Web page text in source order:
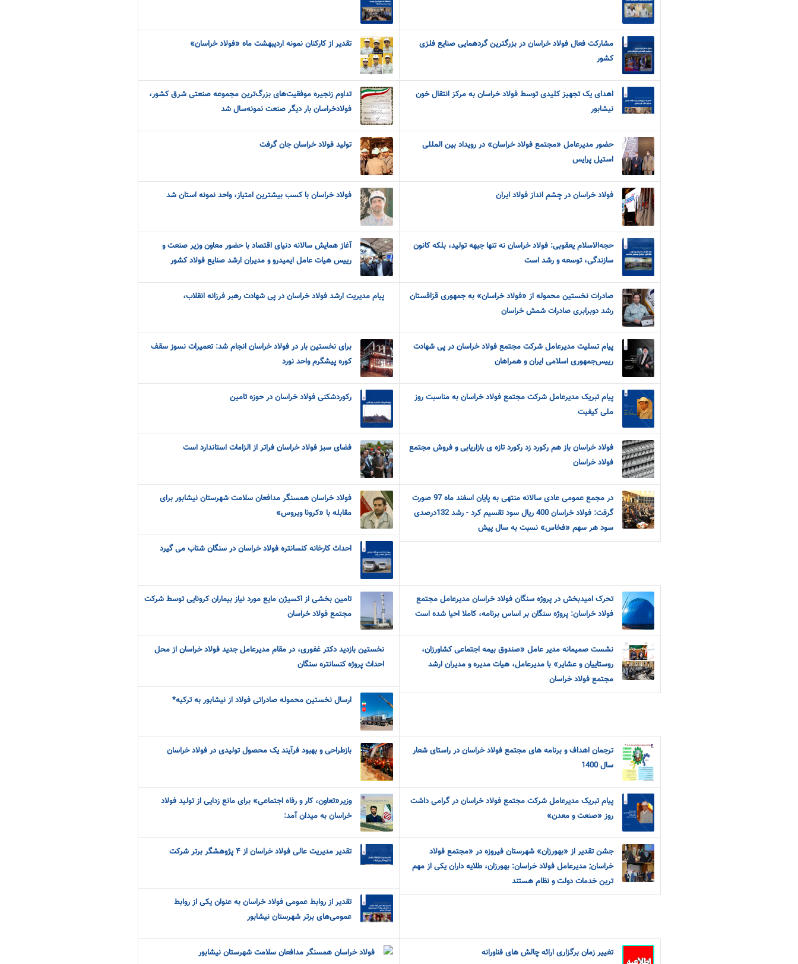
مشارکت فعال فولاد خراسان در بزرگترین گردهمایی صنایع فلزی
کشور
تقدیر از کارکنان نمونه اردیبهشت ماه «فولاد خراسان»
اهدای یک تجهیز کلیدی توسط فولاد خراسان به مرکز انتقال خون
نیشابور
تداوم زنجیره موفقیت‌های بزرگ‌ترین مجموعه صنعتی شرق کشور،
فولادخراسان بار دیگر صنعت نمونه‌سال شد
حضور مدیرعامل «مجتمع فولاد خراسان» در رویداد بین المللی
استیل پرایس
تولید فولاد خراسان جان گرفت
فولاد خراسان در چشم انداز فولاد ایران فولاد خراسان با کسب بیشترین امتیاز، واحد نمونه استان شد
حجه‌الاسلام یعقوبی: فولاد خراسان نه تنها جبهه تولید، بلکه کانون
سازندگی، توسعه و رشد است
آغاز همایش سالانه دنیای اقتصاد با حضور معاون وزیر صنعت و
رییس هیات عامل ایمیدرو و مدیران ارشد صنایع فولاد کشور
صادرات نخستین محموله از «فولاد خراسان» به جمهوری قزاقستان
رشد دوبرابری صادرات شمش خراسان
پیام مدیریت ارشد فولاد خراسان در پی شهادت رهبر فرزانه انقلاب،
پیام تسلیت مدیرعامل شرکت مجتمع فولاد خراسان در پی شهادت
رییس‌جمهوری اسلامی ایران و همراهان
برای نخستین بار در فولاد خراسان انجام شد: تعمیرات نسوز سقف
کوره پیشگرم واحد نورد
پیام تبریک مدیرعامل شرکت مجتمع فولاد خراسان به مناسبت روز
ملی کیفیت
رکوردشکنی فولاد خراسان در حوزه تامین
فولاد خراسان باز هم رکورد زد رکورد تازه ی بازاریابی و فروش مجتمع
فولاد خراسان
فضای سبز فولاد خراسان فراتر از الزامات استاندارد است
در مجمع عمومی عادی سالانه منتهی به پایان اسفند ماه 97 صورت
گرفت: فولاد خراسان 400 ریال سود تقسیم کرد - رشد 132درصدی
سود هر سهم «فخاس» نسبت به سال پیش
فولاد خراسان همسنگر مدافعان سلامت شهرستان نیشابور برای
مقابله با «کرونا ویروس»
احداث کارخانه کنسانتره فولاد خراسان در سنگان شتاب می گیرد
تحرک امیدبخش در پروژه سنگان فولاد خراسان مدیرعامل مجتمع
فولاد خراسان: پروژه سنگان بر اساس برنامه، کاملا احیا شده است
تامین بخشی از اکسیژن مایع مورد نیاز بیماران کرونایی توسط شرکت
مجتمع فولاد خراسان
نشست صمیمانه مدیر عامل «صندوق بیمه اجتماعی کشاورزان،
روستاییان و عشایر» با مدیرعامل، هیات مدیره و مدیران ارشد
مجتمع فولاد خراسان
نخستین بازدید دکتر غفوری، در مقام مدیرعامل جدید فولاد خراسان از محل
احداث پروژه کنسانتره سنگان
ارسال نخستین محموله صادراتی فولاد از نیشابور به ترکیه*
ترجمان اهداف و برنامه های مجتمع فولاد خراسان در راستای شعار
سال 1400
بازطراحی و بهبود فرآیند یک محصول تولیدی در فولاد خراسان
پیام تبریک مدیرعامل شرکت مجتمع فولاد خراسان در گرامی داشت
روز «صنعت و معدن»
وزیر«تعاون، کار و رفاه اجتماعی» برای مانع زدایی از تولید فولاد
خراسان به میدان آمد:
جشن تقدیر از «بهورزان» شهرستان فیروزه در «مجتمع فولاد
خراسان; مدیرعامل فولاد خراسان: بهورزان، طلایه داران یکی از مهم
ترین خدمات دولت و نظام هستند
تقدیر مدیریت عالی فولاد خراسان از ۴ پژوهشگر برتر شرکت
تقدیر از روابط‌ عمومی فولاد خراسان به عنوان یکی از روابط‌
عمومی‌های برتر شهرستان نیشابور
تغییر زمان برگزاری ارائه چالش های فناورانه فولاد خراسان همسنگر مدافعان سلامت شهرستان نیشابور